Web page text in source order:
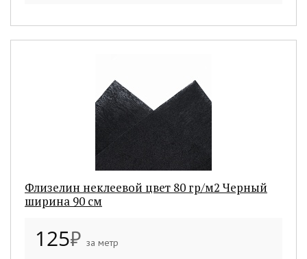
Флизелин неклеевой цвет 80 гр/м2 Черный
ширина 90 см
125₽ за метр